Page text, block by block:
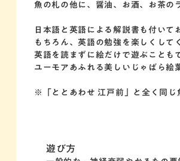
魚の札の他に、醤油、お酒、お茶の
日本語と英語による解説書も付いて
もちろん、英語の勉強を楽しくして
英語を読まずに絵だけで遊ぶことも
ユーモアあふれる美しいじゃばら絵
※「ととあわせ 江戸前」と全く同じ